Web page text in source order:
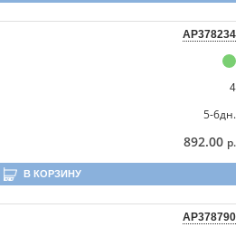
AP378234
4
5-6дн.
892.00 р.
В КОРЗИНУ
AP378790